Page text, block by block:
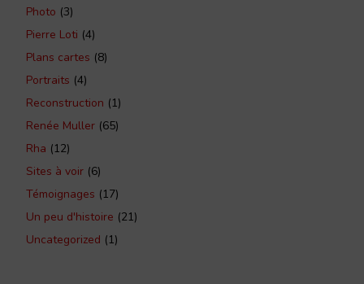
Photo (3)
Pierre Loti (4)
Plans cartes (8)
Portraits (4)
Reconstruction (1)
Renée Muller (65)
Rha (12)
Sites à voir (6)
Témoignages (17)
Un peu d'histoire (21)
Uncategorized (1)